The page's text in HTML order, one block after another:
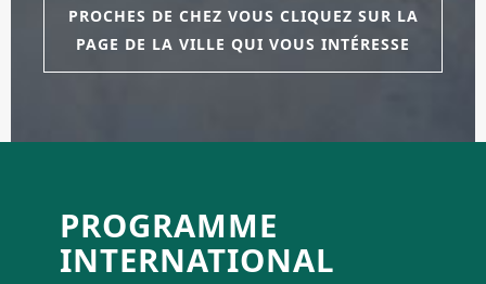
PROCHES DE CHEZ VOUS CLIQUEZ SUR LA
PAGE DE LA VILLE QUI VOUS INTÉRESSE
PROGRAMME
INTERNATIONAL